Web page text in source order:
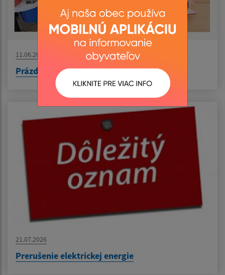
11.06.2026
Prázdninový workshop - Keramika spája
21.07.2026
Prerušenie elektrickej energie